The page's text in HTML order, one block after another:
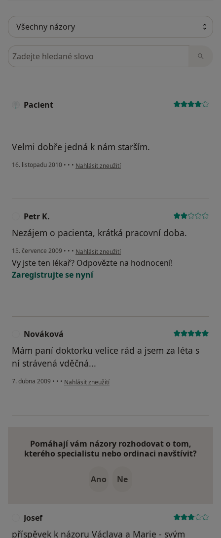
Hledejte v názorech
Pacient
Velmi dobře jedná k nám starším.
16. listopadu 2010 • • • podle názoru uživatele Pacient
Nahlásit zneužití
Petr K.
Nezájem o pacienta, krátká pracovní doba.
15. července 2009 • • • podle názoru uživatele Petr K.
Nahlásit zneužití
Vy jste ten lékař? Odpovězte na hodnocení!
Zaregistrujte se nyní
Nováková
Mám paní doktorku velice rád a jsem za léta s
ní strávená vděčná...
7. dubna 2009 • • • podle názoru uživatele Nováková
Nahlásit zneužití
Pomáhají vám názory rozhodovat o tom,
kterého specialistu nebo ordinaci navštívit?
Ano Ne
Josef
příspěvek k názoru Václava a Marie - svým